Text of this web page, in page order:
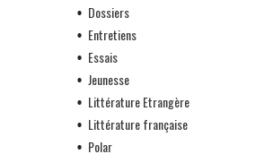
Dossiers
Entretiens
Essais
Jeunesse
Littérature Etrangère
Littérature française
Polar